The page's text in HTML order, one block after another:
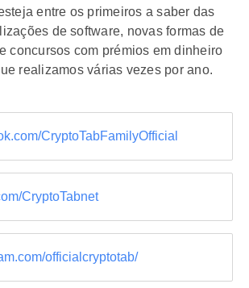
CryptoTabFamilyOfficial
CryptoTabnet
officialcryptotab/
entre os primeiros a saber das
de software, novas formas de
concursos com prémios em dinheiro
realizamos várias vezes por ano.